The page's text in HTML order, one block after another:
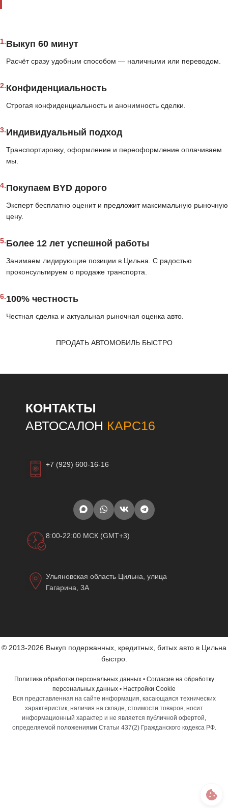
1.Выкуп 60 минут
Расчёт сразу удобным способом — наличными или переводом.
2.Конфиденциальность
Строгая конфиденциальность и анонимность сделки.
3.Индивидуальный подход
Транспортировку, оформление и переоформление оплачиваем
мы.
4.Покупаем BYD дорого
Эксперт бесплатно оценит и предложит максимальную рыночную
цену.
5.Более 12 лет успешной работы
Занимаем лидирующие позиции в Цильна. С радостью
проконсультируем о продаже транспорта.
6.100% честность
Честная сделка и актуальная рыночная оценка авто.
ПРОДАТЬ АВТОМОБИЛЬ БЫСТРО
КОНТАКТЫ
АВТОСАЛОН КАРС16
+7 (929) 600-16-16
8:00-22:00 МСК (GMT+3)
Ульяновская область Цильна, улица
Гагарина, 3А
© 2013-2026 Выкуп подержанных, кредитных, битых авто в Цильна
быстро.
Политика обработки персональных данных• Согласие на обработку
персональных данных • Настройки Cookie
Вся представленная на сайте информация, касающаяся технических
характеристик, наличия на складе, стоимости товаров, носит
информационный характер и не является публичной офертой,
определяемой положениями Статьи 437(2) Гражданского кодекса РФ.